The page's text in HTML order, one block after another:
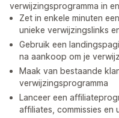
verwijzingsprogramma in
Zet in enkele minuten
unieke verwijzingslinks
Gebruik een
na aankoop om je
Maak van bestaande
verwijzingsprogramma
Lanceer een
affiliates, commissies en